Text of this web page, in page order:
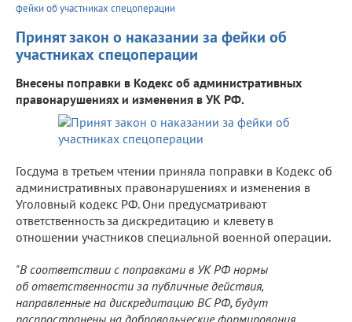
фейки об участниках спецоперации
Принят закон о наказании за фейки об
участниках спецоперации
Внесены поправки в Кодекс об административных
правонарушениях и изменения в УК РФ.
Госдума в третьем чтении приняла поправки в Кодекс об
административных правонарушениях и изменения в
Уголовный кодекс РФ. Они предусматривают
ответственность за дискредитацию и клевету в
отношении участников специальной военной операции.
"В соответствии с поправками в УК РФ нормы
об ответственности за публичные действия,
направленные на дискредитацию ВС РФ, будут
распространены на добровольческие формирования,